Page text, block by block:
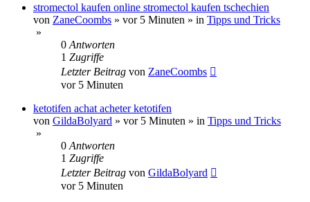
stromectol kaufen online stromectol kaufen tschechien
von ZaneCoombs » vor 5 Minuten » in Tipps und Tricks
»
0 Antworten
1 Zugriffe
Letzter Beitrag von ZaneCoombs
vor 5 Minuten
ketotifen achat acheter ketotifen
von GildaBolyard » vor 5 Minuten » in Tipps und Tricks
»
0 Antworten
1 Zugriffe
Letzter Beitrag von GildaBolyard
vor 5 Minuten